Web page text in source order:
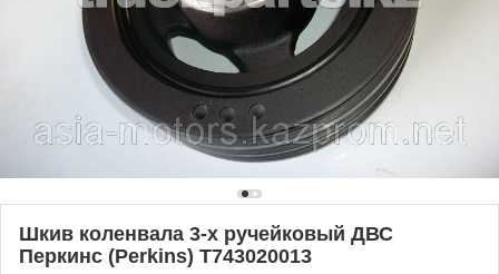
Шкив коленвала 3-х ручейковый ДВС
Перкинс (Perkins) T743020013